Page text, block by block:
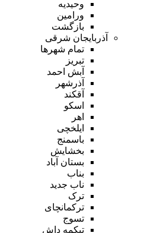
وحیدیه
ورامین
بازگشت
آذربایجان شرقی
تمام شهر‌ها
تبریز
آبش احمد
آذرشهر
آقکند
اسکو
اهر
ایلخچی
باسمنج
بخشایش
بستان آباد
بناب
ناب جدید
ترک
ترکمانچای
تسوج
تیکمه داش